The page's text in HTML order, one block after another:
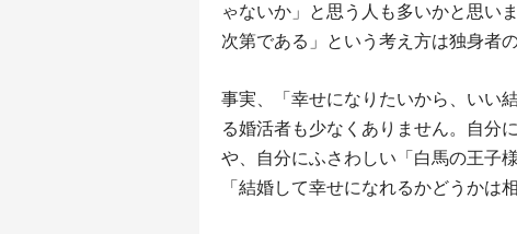
ゃないか」と思う人も多いかと思い
次第である」という考え方は独身者
事実、「幸せになりたいから、いい
る婚活者も少なくありません。自分
や、自分にふさわしい「白馬の王子
「結婚して幸せになれるかどうかは